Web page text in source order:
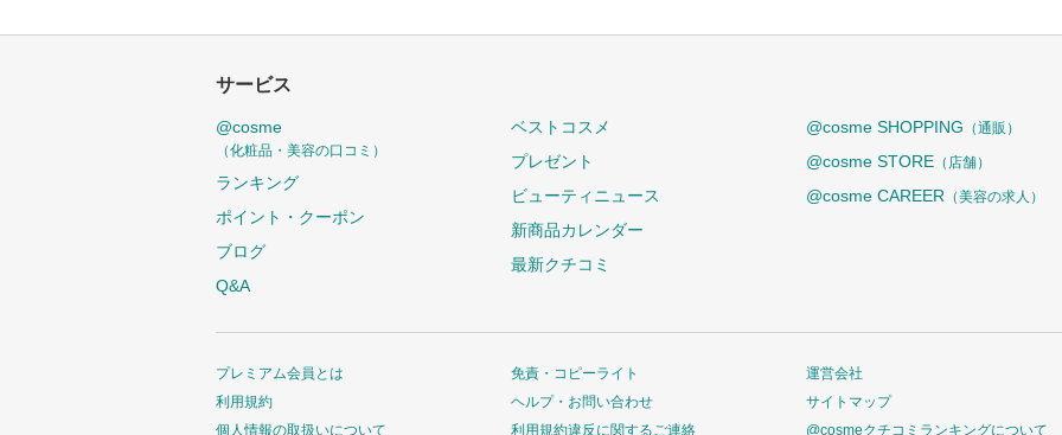
サービス
@cosme
（化粧品・美容の口コミ）
ランキング
ポイント・クーポン
ブログ
Q&A
ベストコスメ
プレゼント
ビューティニュース
新商品カレンダー
最新クチコミ
@cosme SHOPPING （通販）
@cosme STORE （店舗）
@cosme CAREER （美容の求人）
プレミアム会員とは
利用規約
個人情報の取扱いについて
免責・コピーライト
ヘルプ・お問い合わせ
利用規約違反に関するご連絡
運営会社
サイトマップ
@cosmeクチコミランキングについて